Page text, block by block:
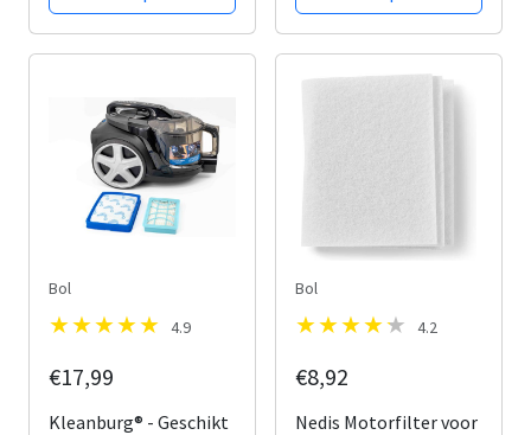
filterset FC8010/02
FC8010/01 HEPA
onderdelen
stofzuiger FC8010/01
FC8010/02 - Motor &
Bol
4.9
€17,99
Kleanburg® - Geschikt
Bol
4.2
€8,92
Nedis Motorfilter voor